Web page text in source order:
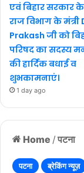
Home / पटना
पटना ब्रेकिंग न्यूज़
एवं बिहार सरकार
राज विभाग के मंत्री
Prakash जी को
परिषद का सदस्य
की हार्दिक बधाई व
शुभकामनाएं।
1 day ago